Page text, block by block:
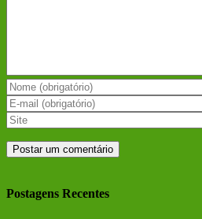
Postagens Recentes